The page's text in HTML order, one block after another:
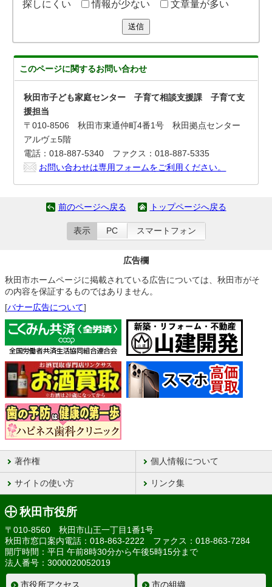
探しにくい
情報が少ない 文章量が多い
送信
このページに関するお問い合わせ
秋田市子ども家庭センター 子育て相談支援課 子育て支
援担当
〒010-8506 秋田市東通仲町4番1号 秋田拠点センター
アルヴェ5階
電話：018-887-5340 ファクス：018-887-5335
お問い合わせは専用フォームをご利用ください。
前のページへ戻る トップページへ戻る
表示 PC スマートフォン
広告欄
秋田市ホームページに掲載されている広告については、秋田市がそ
の内容を保証するものではありません。
[バナー広告について]
著作権 個人情報について
サイトの使い方 リンク集
秋田市役所
〒010-8560 秋田市山王一丁目1番1号
秋田市窓口案内電話：018-863-2222 ファクス：018-863-7284
開庁時間：平日 午前8時30分から午後5時15分まで
法人番号：3000020052019
市役所アクセス 市の組織